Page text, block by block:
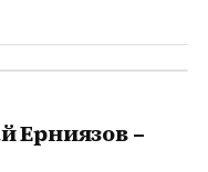
Ерниязов –